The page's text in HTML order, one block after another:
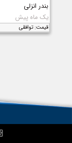
بندر انزلی
یک ماه پیش
قیمت: توافقی